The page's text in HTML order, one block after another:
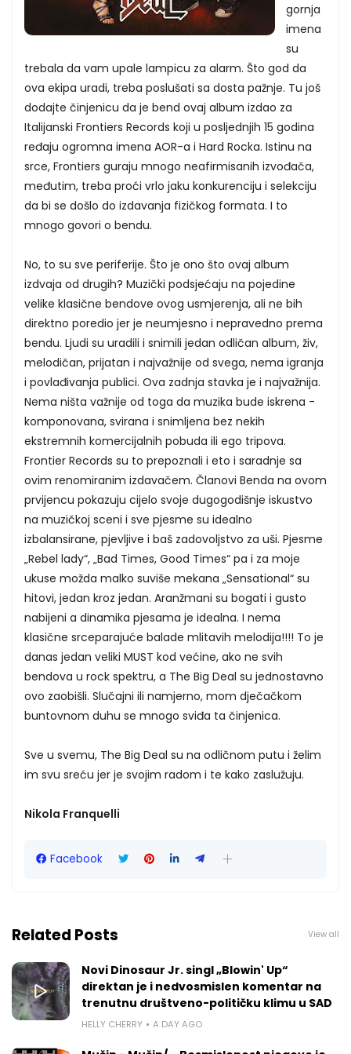
gornja
imena
su
trebala da vam upale lampicu za alarm. Što god da
ova ekipa uradi, treba poslušati sa dosta pažnje. Tu još
dodajte činjenicu da je bend ovaj album izdao za
Italijanski Frontiers Records koji u posljednjih 15 godina
ređaju ogromna imena AOR-a i Hard Rocka. Istinu na
srce, Frontiers guraju mnogo neafirmisanih izvođača,
međutim, treba proći vrlo jaku konkurenciju i selekciju
da bi se došlo do izdavanja fizičkog formata. I to
mnogo govori o bendu.
No, to su sve periferije. Što je ono što ovaj album
izdvaja od drugih? Muzički podsjećaju na pojedine
velike klasične bendove ovog usmjerenja, ali ne bih
direktno poredio jer je neumjesno i nepravedno prema
bendu. Ljudi su uradili i snimili jedan odličan album, živ,
melodičan, prijatan i najvažnije od svega, nema igranja
i povlađivanja publici. Ova zadnja stavka je i najvažnija.
Nema ništa važnije od toga da muzika bude iskrena -
komponovana, svirana i snimljena bez nekih
ekstremnih komercijalnih pobuda ili ego tripova.
Frontier Records su to prepoznali i eto i saradnje sa
ovim renomiranim izdavačem. Članovi Benda na ovom
prvijencu pokazuju cijelo svoje dugogodišnje iskustvo
na muzičkoj sceni i sve pjesme su idealno
izbalansirane, pjevljive i baš zadovoljstvo za uši. Pjesme
„Rebel lady“, „Bad Times, Good Times“ pa i za moje
ukuse možda malko suviše mekana „Sensational“ su
hitovi, jedan kroz jedan. Aranžmani su bogati i gusto
nabijeni a dinamika pjesama je idealna. I nema
klasične srceparajuće balade mlitavih melodija!!!! To je
danas jedan veliki MUST kod većine, ako ne svih
bendova u rock spektru, a The Big Deal su jednostavno
ovo zaobišli. Slučajni ili namjerno, mom dječačkom
buntovnom duhu se mnogo sviđa ta činjenica.
Sve u svemu, The Big Deal su na odličnom putu i želim
im svu sreću jer je svojim radom i te kako zaslužuju.
Nikola Franquelli
Facebook
Related Posts View all
Novi Dinosaur Jr. singl „Blowin' Up“
direktan je i nedvosmislen komentar na
trenutnu društveno-političku klimu u SAD
HELLY CHERRY A DAY AGO